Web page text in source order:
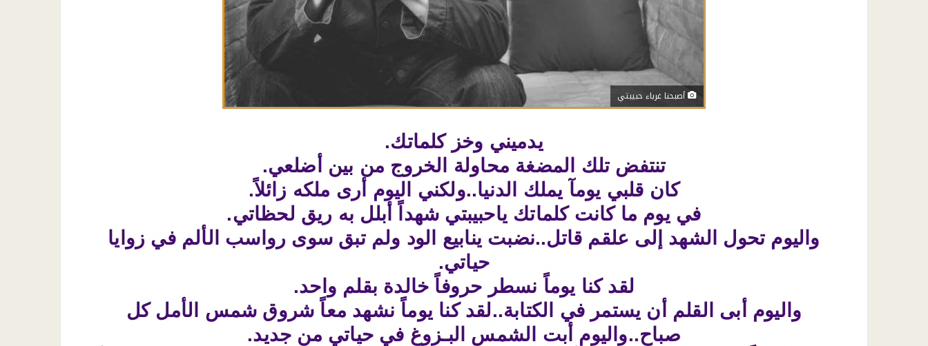
أصبحنا غرباء حبيبتي
يدميني وخز كلماتك.
تنتفض تلك المضغة محاولة الخروج من بين أضلعي.
كان قلبي يومآ يملك الدنيا..ولكني اليوم أرى ملكه زائلاً.
في يوم ما كانت كلماتك ياحبيبتي شهداً أبلل به ريق لحظاتي.
واليوم تحول الشهد إلى علقم قاتل..نضبت ينابيع الود ولم تبق سوى رواسب الألم في زوايا
حياتي.
لقد كنا يوماً نسطر حروفاً خالدة بقلم واحد.
واليوم أبى القلم أن يستمر في الكتابة..لقد كنا يوماً نشهد معاً شروق شمس الأمل كل
صباح..واليوم أبت الشمس البـزوغ في حياتي من جديد.